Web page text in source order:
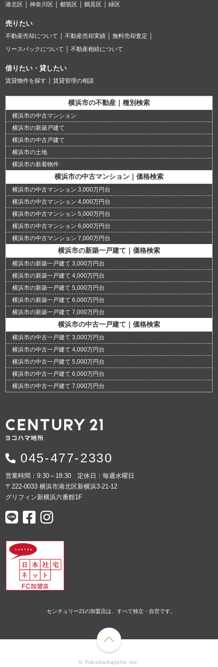
港北区 神奈川区 都筑区 鶴見区 緑区
売りたい
不動産売却について 不動産売却実績
無料売却査定
リースバックについて
不動産相続について
借りたい・貸したい
賃貸物件を探す 賃貸管理の相談
横浜市の不動産｜種別検索
横浜市の中古マンション
横浜市の新築戸建て
横浜市の中古戸建て
横浜市の土地
横浜市の新着物件
横浜市の中古マンション｜価格検索
横浜市の中古マンション 3,000万円台
横浜市の中古マンション 4,000万円台
横浜市の中古マンション 5,000万円台
横浜市の中古マンション 6,000万円台
横浜市の中古マンション 7,000万円台
横浜市の新築一戸建て｜価格検索
横浜市の新築一戸建て 3,000万円台
横浜市の新築一戸建て 4,000万円台
横浜市の新築一戸建て 5,000万円台
横浜市の新築一戸建て 6,000万円台
横浜市の新築一戸建て 7,000万円台
横浜市の中古一戸建て｜価格検索
横浜市の中古一戸建て 3,000万円台
横浜市の中古一戸建て 4,000万円台
横浜市の中古一戸建て 5,000万円台
横浜市の中古一戸建て 6,000万円台
横浜市の中古一戸建て 7,000万円台
045-477-2330
営業時間：9:30～18:30 定休日：毎週水曜日
〒222-0033 横浜市港北区新横浜3-21-12
グリフィン新横浜六番館1F
センチュリー21の加盟店は、すべて独立・自営です。
© Yokohamajisho inc.